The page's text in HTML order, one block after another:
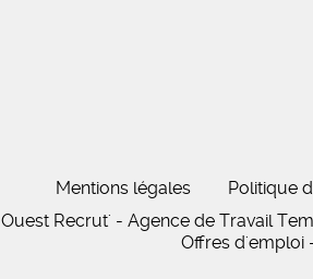
Mentions légales Politique
Ouest Recrut' - Agence de Travail
Offres d'emploi